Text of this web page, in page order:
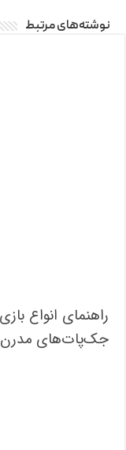
نوشته‌های مرتبط
جک‌پات‌های مدرن